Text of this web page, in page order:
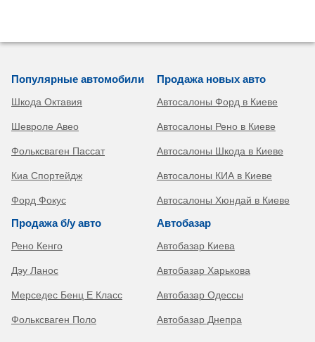
Популярные автомобили
Шкода Октавия
Шевроле Авео
Фольксваген Пассат
Киа Спортейдж
Форд Фокус
Продажа б/у авто
Рено Кенго
Дэу Ланос
Мерседес Бенц Е Класс
Фольксваген Поло
Продажа новых авто
Автосалоны Форд в Киеве
Автосалоны Рено в Киеве
Автосалоны Шкода в Киеве
Автосалоны КИА в Киеве
Автосалоны Хюндай в Киеве
Автобазар
Автобазар Киева
Автобазар Харькова
Автобазар Одессы
Автобазар Днепра